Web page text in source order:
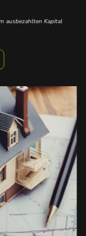
ausbezahlten Kapital